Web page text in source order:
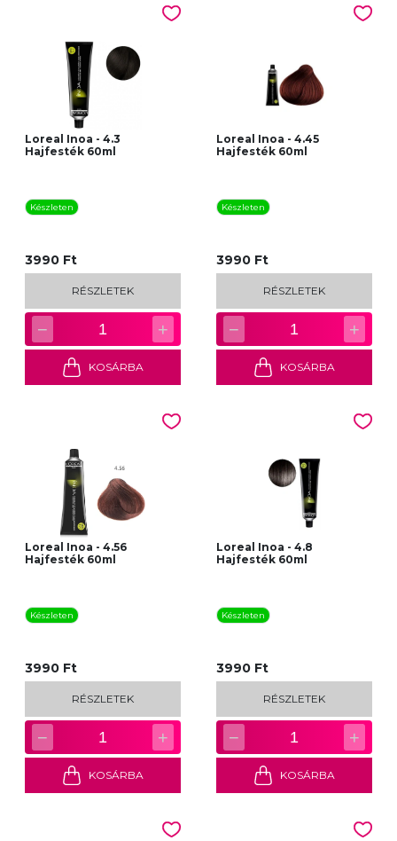
Loreal Inoa - 4.3
Hajfesték 60ml
Készleten
3990 Ft
RÉSZLETEK
− 1 +
KOSÁRBA
Loreal Inoa - 4.45
Hajfesték 60ml
Készleten
3990 Ft
RÉSZLETEK
− 1 +
KOSÁRBA
Loreal Inoa - 4.56
Hajfesték 60ml
Készleten
3990 Ft
RÉSZLETEK
− 1 +
KOSÁRBA
Loreal Inoa - 4.8
Hajfesték 60ml
Készleten
3990 Ft
RÉSZLETEK
− 1 +
KOSÁRBA